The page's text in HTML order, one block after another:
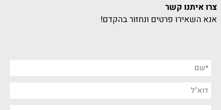
צרו איתנו קשר
אנא השאירו פרטים ונחזור בהקדם!